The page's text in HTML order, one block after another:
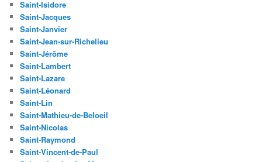
Saint-Isidore
Saint-Jacques
Saint-Janvier
Saint-Jean-sur-Richelieu
Saint-Jérôme
Saint-Lambert
Saint-Lazare
Saint-Léonard
Saint-Lin
Saint-Mathieu-de-Beloeil
Saint-Nicolas
Saint-Raymond
Saint-Vincent-de-Paul